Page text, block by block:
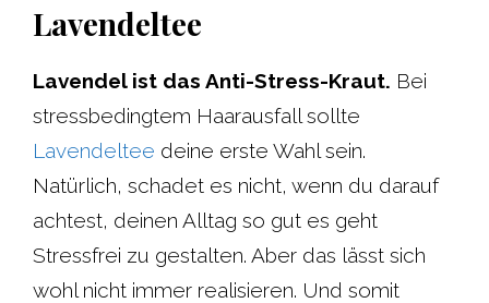
Lavendeltee
Lavendel ist das Anti-Stress-Kraut. Bei
stressbedingtem Haarausfall sollte
Lavendeltee deine erste Wahl sein.
Natürlich, schadet es nicht, wenn du darauf
achtest, deinen Alltag so gut es geht
Stressfrei zu gestalten. Aber das lässt sich
wohl nicht immer realisieren. Und somit